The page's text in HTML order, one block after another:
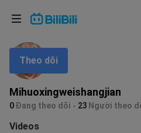
Mihuoxingweishangjian
0Đang theo dõi 23 Người theo
Theo dõi
Videos
Ngôn ngữ: Tiếng Việt
Lựa chọn ngôn ngữ
English
ภาษาไทย
Tiếng Việt